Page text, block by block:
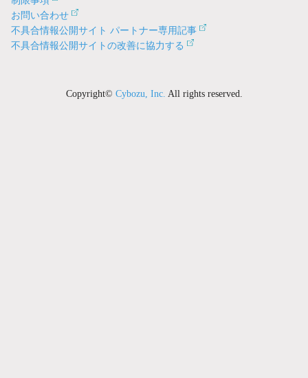
お問い合わせ
不具合情報公開サイト パートナー専用記事
不具合情報公開サイトの改善に協力する
Copyright© Cybozu, Inc. All rights reserved.